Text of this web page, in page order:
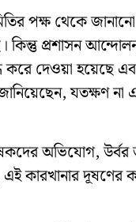
পক্ষ থেকে
কিন্তু প্রশাসন
করে দেওয়া হয়েছে
যতক্ষণ না
কৃষকদের অভিযোগ,
কারখানার দূষণের